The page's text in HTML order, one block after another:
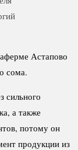
Астапово
сома.
сильного
а также
потому он
продукции из